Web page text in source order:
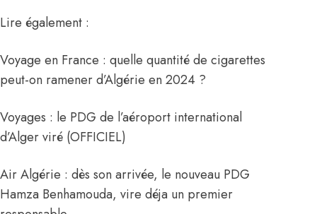
Lire également :
Voyage en France : quelle quantité de cigarettes
peut-on ramener d’Algérie en 2024 ?
Voyages : le PDG de l’aéroport international
d’Alger viré (OFFICIEL)
Air Algérie : dès son arrivée, le nouveau PDG
Hamza Benhamouda, vire déja un premier